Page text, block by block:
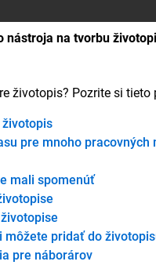
na tvorbu
životopis? Pozrite si tieto
pre mnoho pracovných
mali spomenúť
pridať do
pre náborárov